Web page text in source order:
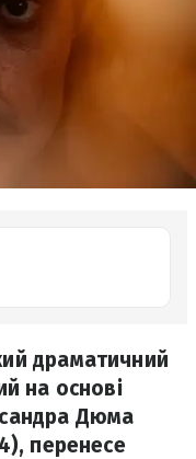
драматичний
на основі
Дюма
перенесе